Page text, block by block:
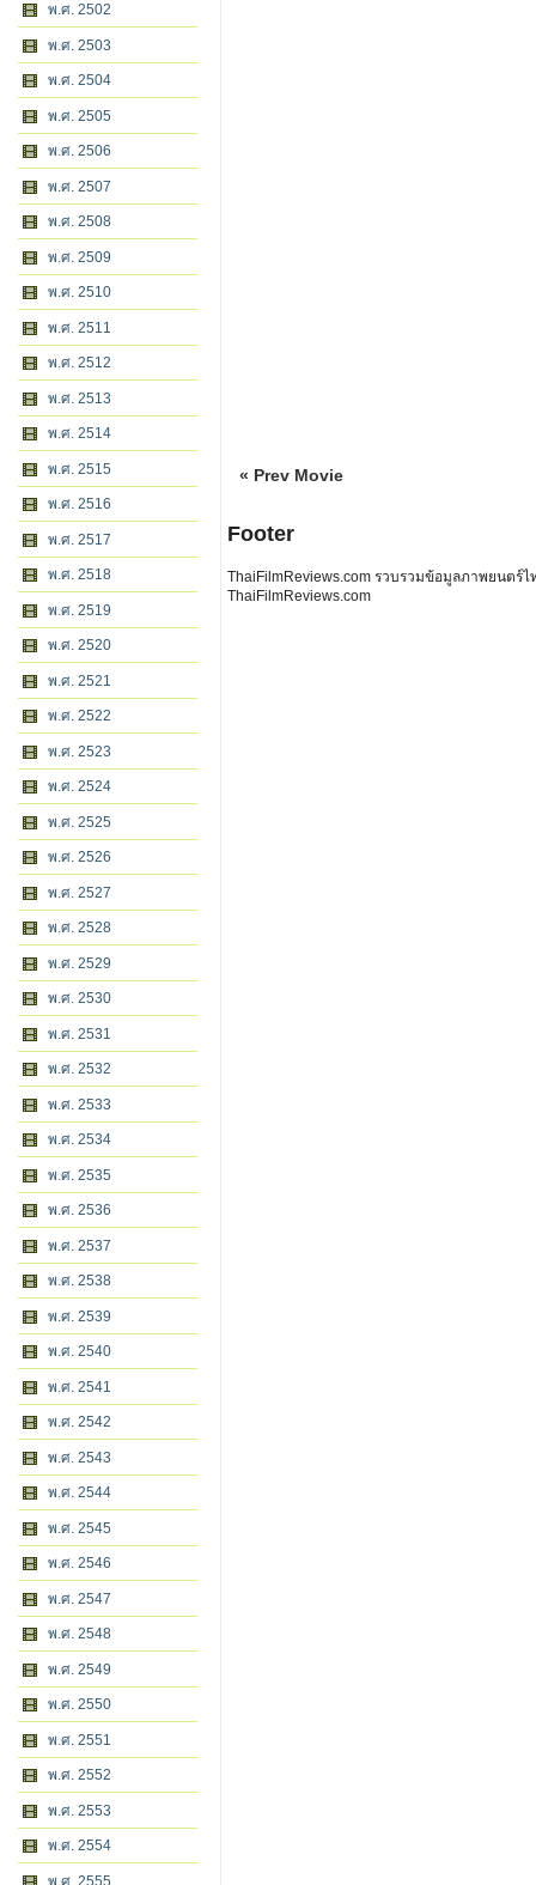
พ.ศ. 2502
พ.ศ. 2503
พ.ศ. 2504
พ.ศ. 2505
พ.ศ. 2506
พ.ศ. 2507
พ.ศ. 2508
พ.ศ. 2509
พ.ศ. 2510
พ.ศ. 2511
พ.ศ. 2512
พ.ศ. 2513
พ.ศ. 2514
พ.ศ. 2515
พ.ศ. 2516
พ.ศ. 2517
พ.ศ. 2518
พ.ศ. 2519
พ.ศ. 2520
พ.ศ. 2521
พ.ศ. 2522
พ.ศ. 2523
พ.ศ. 2524
พ.ศ. 2525
พ.ศ. 2526
พ.ศ. 2527
พ.ศ. 2528
พ.ศ. 2529
พ.ศ. 2530
พ.ศ. 2531
พ.ศ. 2532
พ.ศ. 2533
พ.ศ. 2534
พ.ศ. 2535
พ.ศ. 2536
พ.ศ. 2537
พ.ศ. 2538
พ.ศ. 2539
พ.ศ. 2540
พ.ศ. 2541
พ.ศ. 2542
พ.ศ. 2543
พ.ศ. 2544
พ.ศ. 2545
พ.ศ. 2546
พ.ศ. 2547
พ.ศ. 2548
พ.ศ. 2549
พ.ศ. 2550
พ.ศ. 2551
พ.ศ. 2552
พ.ศ. 2553
พ.ศ. 2554
พ.ศ. 2555
« Prev Movie
Footer
ThaiFilmReviews.com รวบรวมข้อมูลภาพยนตร์
ThaiFilmReviews.com